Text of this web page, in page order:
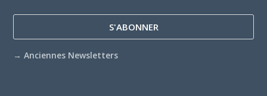
→Anciennes Newsletters